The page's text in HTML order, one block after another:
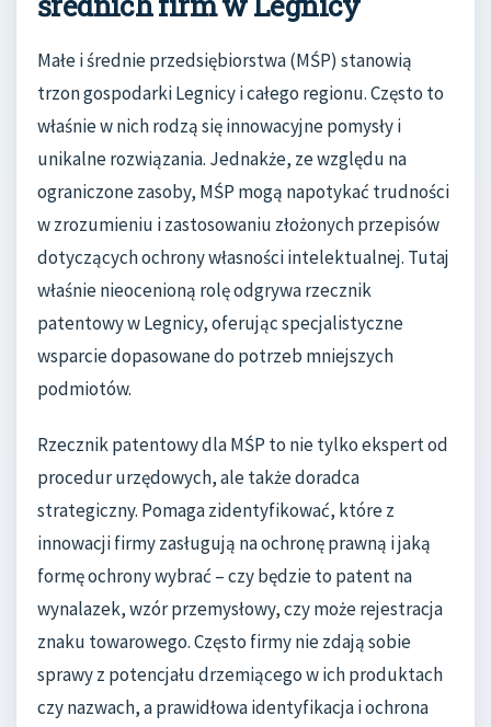
Małe i średnie przedsiębiorstwa (MŚP) stanowią
trzon gospodarki Legnicy i całego regionu. Często to
właśnie w nich rodzą się innowacyjne pomysły i
unikalne rozwiązania. Jednakże, ze względu na
ograniczone zasoby, MŚP mogą napotykać trudności
w zrozumieniu i zastosowaniu złożonych przepisów
dotyczących ochrony własności intelektualnej. Tutaj
właśnie nieocenioną rolę odgrywa rzecznik
patentowy w Legnicy, oferując specjalistyczne
wsparcie dopasowane do potrzeb mniejszych
podmiotów.
Rzecznik patentowy dla MŚP to nie tylko ekspert od
procedur urzędowych, ale także doradca
strategiczny. Pomaga zidentyfikować, które z
innowacji firmy zasługują na ochronę prawną i jaką
formę ochrony wybrać – czy będzie to patent na
wynalazek, wzór przemysłowy, czy może rejestracja
znaku towarowego. Często firmy nie zdają sobie
sprawy z potencjału drzemiącego w ich produktach
czy nazwach, a prawidłowa identyfikacja i ochrona